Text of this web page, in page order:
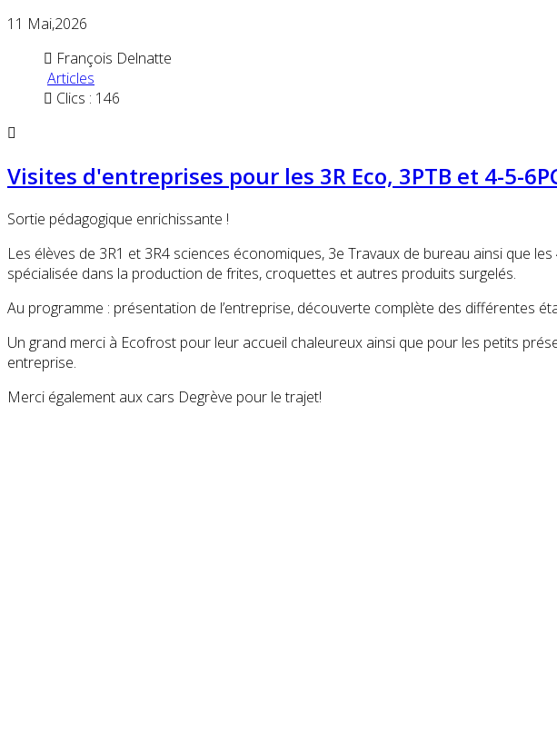
11 Mai,2026
François Delnatte
Articles
Clics : 146
Visites d'entreprises pour les 3R Eco, 3PTB et 4-5-
Sortie pédagogique enrichissante !
Les élèves de 3R1 et 3R4 sciences économiques, 3e Travaux de bureau ainsi que
spécialisée dans la production de frites, croquettes et autres produits surgelés.
Au programme : présentation de l’entreprise, découverte complète des
Un grand merci à Ecofrost pour leur accueil chaleureux ainsi que pour les petits
entreprise.
Merci également aux cars Degrève pour le trajet!